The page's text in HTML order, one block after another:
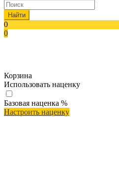
Найти
0
0
Корзина
Использовать наценку
Базовая наценка %
Настроить наценку